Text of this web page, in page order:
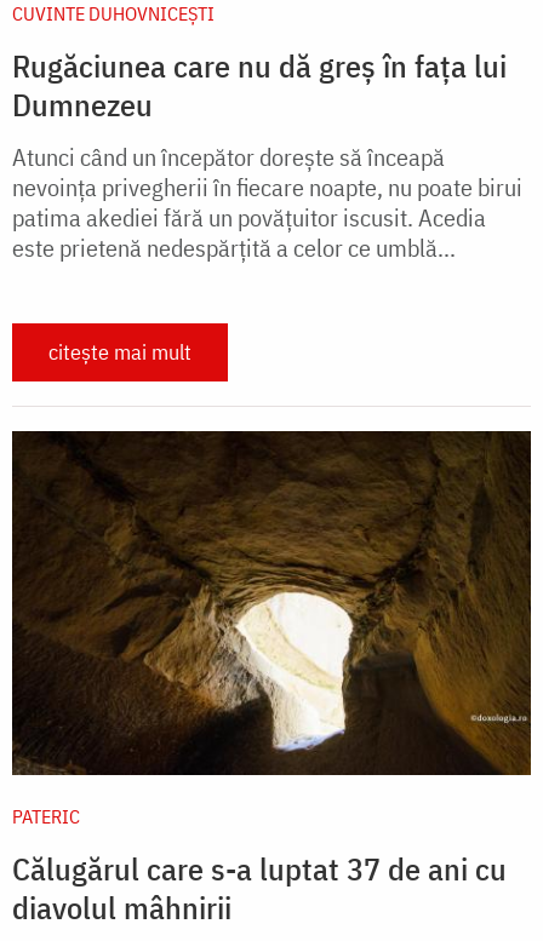
CUVINTE DUHOVNICEȘTI
Rugăciunea care nu dă greș în fața lui
Dumnezeu
Atunci când un începător dorește să înceapă
nevoința privegherii în fiecare noapte, nu poate birui
patima akediei fără un povățuitor iscusit. Acedia
este prietenă nedespărțită a celor ce umblă...
citește mai mult
PATERIC
Călugărul care s-a luptat 37 de ani cu
diavolul mâhnirii